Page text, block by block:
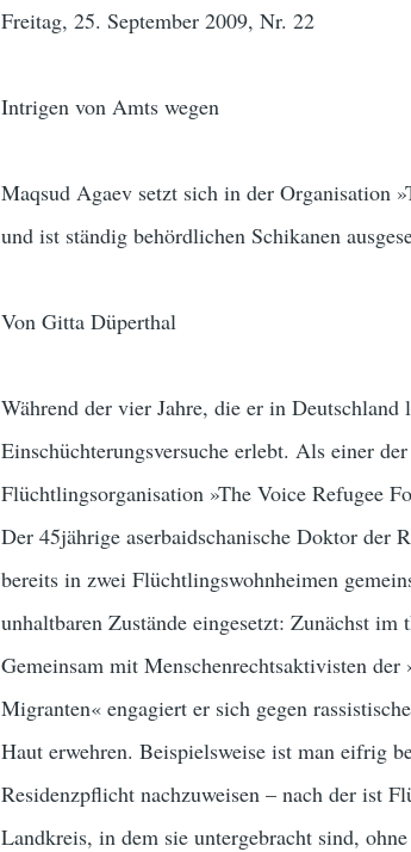
Freitag, 25. September 2009, Nr. 22
Intrigen von Amts wegen
Maqsud Agaev setzt sich in der Organisation
und ist ständig behördlichen Schikanen
Von Gitta Düperthal
Während der vier Jahre, die er in
Einschüchterungsversuche erlebt. Als einer
Flüchtlingsorganisation »The Voice Refugee
Der 45jährige aserbaidschanische Doktor der
bereits in zwei Flüchtlingswohnheimen
unhaltbaren Zustände eingesetzt: Zunächst
Gemeinsam mit Menschenrechtsaktivisten
Migranten« engagiert er sich gegen
Haut erwehren. Beispielsweise ist man eifrig
Residenzpflicht nachzuweisen – nach der ist
Landkreis, in dem sie untergebracht sind,